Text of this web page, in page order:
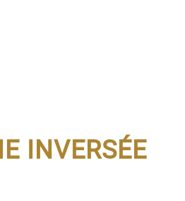
INVERSÉE